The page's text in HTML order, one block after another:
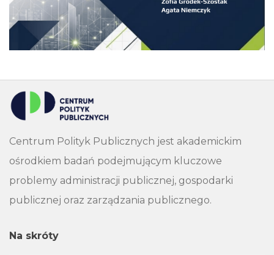
Centrum Polityk Publicznych jest akademickim
ośrodkiem badań podejmującym kluczowe
problemy administracji publicznej, gospodarki
publicznej oraz zarządzania publicznego.
Na skróty